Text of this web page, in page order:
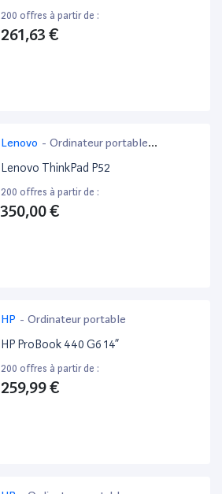
200 offres à partir de :
261,63 €
Lenovo - Ordinateur portable
bureautique
Lenovo ThinkPad P52
200 offres à partir de :
350,00 €
HP - Ordinateur portable
HP ProBook 440 G6 14”
200 offres à partir de :
259,99 €